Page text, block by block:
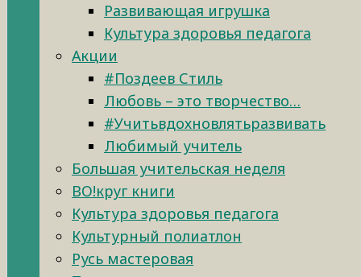
Развивающая игрушка
Культура здоровья педагога
Акции
#Поздеев Стиль
Любовь – это творчество…
#Учитьвдохновлятьразвивать
Любимый учитель
Большая учительская неделя
ВО!круг книги
Культура здоровья педагога
Культурный полиатлон
Русь мастеровая